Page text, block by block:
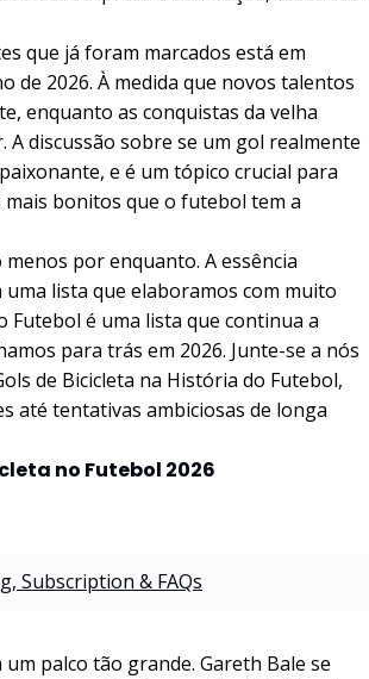
que já foram marcados está em
de 2026. À medida que novos talentos
enquanto as conquistas da velha
A discussão sobre se um gol realmente
e é um tópico crucial para
mais bonitos que o futebol tem a
por enquanto. A essência
lista que elaboramos com muito
Futebol é uma lista que continua a
para trás em 2026. Junte-se a nós
de Bicicleta na História do Futebol,
até tentativas ambiciosas de longa
no Futebol 2026
Subscription & FAQs
palco tão grande. Gareth Bale se